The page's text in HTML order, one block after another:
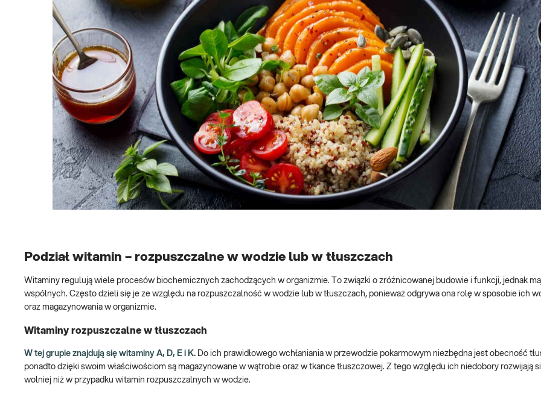
Podział witamin – rozpuszczalne w wodzie lub w tłuszczach
Witaminy regulują wiele procesów biochemicznych zachodzących w organizmie. To związki o zróżnicowanej budowie i funkcji, jednak
wspólnych. Często dzieli się je ze względu na rozpuszczalność w wodzie lub w tłuszczach, ponieważ odgrywa ona rolę w sposobie ich
oraz magazynowania w organizmie.
Witaminy rozpuszczalne w tłuszczach
W tej grupie znajdują się witaminy A, D, E i K. Do ich prawidłowego wchłaniania w przewodzie pokarmowym niezbędna jest obecność
ponadto dzięki swoim właściwościom są magazynowane w wątrobie oraz w tkance tłuszczowej. Z tego względu ich niedobory rozwijają
wolniej niż w przypadku witamin rozpuszczalnych w wodzie.